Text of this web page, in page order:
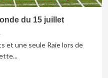
du 15 juillet
et une seule Raie lors de